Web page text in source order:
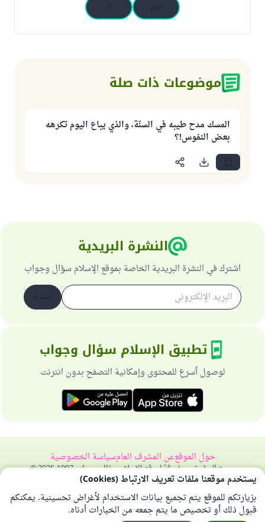
موضوعات ذات صلة
المسك مدح طيبه في السنّة، والذي يباع اليوم تكرهه
بعض النفوس!؟
النشرة البريدية
اشترك في النشرة البريدية الخاصة بموقع الإسلام سؤال وجواب
تطبيق الإسلام سؤال وجواب
لوصول أسرع للمحتوى وإمكانية التصفح بدون انترنت
حول الموقععن المشرف العامسياسة الخصوصية
جميع الحقوق محفوظة لموقع الإسلام سؤال وجواب 1997-2025 ©
يستخدم موقعنا ملفات تعريف الارتباط (Cookies)
بزيارتكم للموقع يتم تجميع بيانات الاستخدام لأغراض تحسينية. يمكنكم
قبول ذلك أو تخصيص ما يتم جمعه من الخيارات أدناه.